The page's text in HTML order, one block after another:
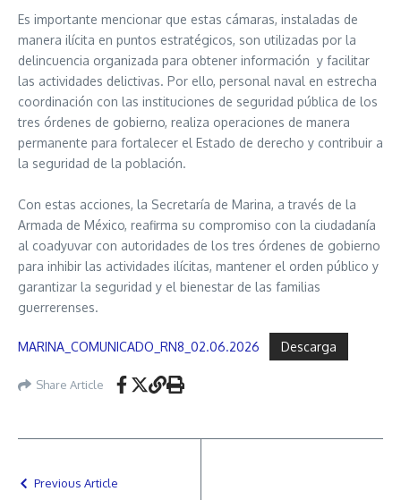
Es importante mencionar que estas cámaras, instaladas de
manera ilícita en puntos estratégicos, son utilizadas por la
delincuencia organizada para obtener información y facilitar
las actividades delictivas. Por ello, personal naval en estrecha
coordinación con las instituciones de seguridad pública de los
tres órdenes de gobierno, realiza operaciones de manera
permanente para fortalecer el Estado de derecho y contribuir a
la seguridad de la población.
Con estas acciones, la Secretaría de Marina, a través de la
Armada de México, reafirma su compromiso con la ciudadanía
al coadyuvar con autoridades de los tres órdenes de gobierno
para inhibir las actividades ilícitas, mantener el orden público y
garantizar la seguridad y el bienestar de las familias
guerrerenses.
MARINA_COMUNICADO_RN8_02.06.2026 Descarga
Share Article
Previous Article